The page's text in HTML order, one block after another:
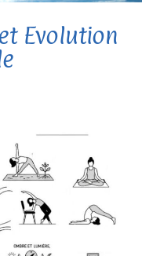
Evolution